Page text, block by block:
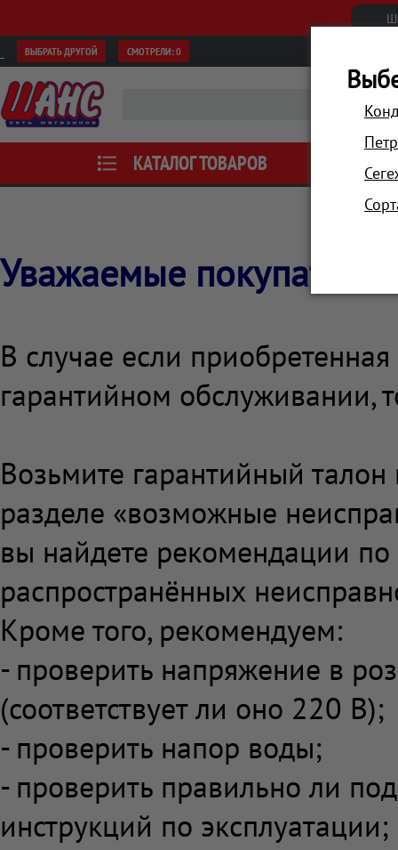
ВЫБРАТЬ ДРУГОЙ СМОТРЕЛИ:0
КАТАЛОГ ТОВАРОВ АКЦИИ
Уважаемые покупатели!
В случае если
гарантийном обслуживании,
Возьмите гарантийный
разделе «возможные
вы найдете рекомендации
распространённых
Кроме того, рекомендуем:
- проверить напряжение в
(соответствует ли оно 220 В);
- проверить напор воды;
- проверить правильно ли
инструкций по эксплуатации;